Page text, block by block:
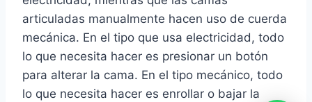
articuladas manualmente hacen uso de cuerda
mecánica. En el tipo que usa electricidad, todo
lo que necesita hacer es presionar un botón
para alterar la cama. En el tipo mecánico, todo
lo que necesita hacer es enrollar o bajar la